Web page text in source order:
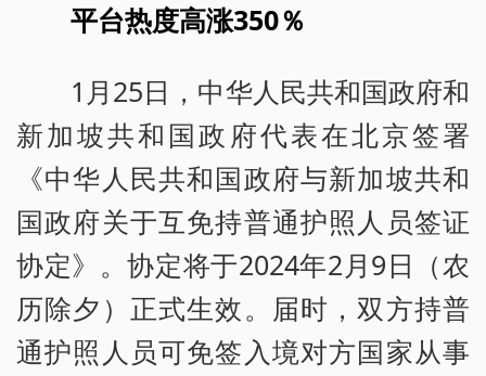
平台热度高涨350％
1月25日，中华人民共和国政府和
新加坡共和国政府代表在北京签署
《中华人民共和国政府与新加坡共和
国政府关于互免持普通护照人员签证
协定》。协定将于2024年2月9日（农
历除夕）正式生效。届时，双方持普
通护照人员可免签入境对方国家从事